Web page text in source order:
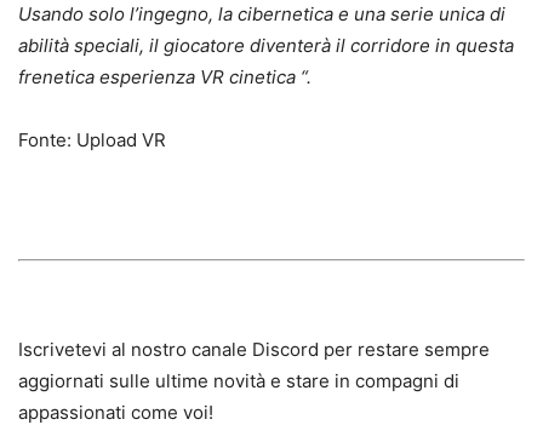
Usando solo l’ingegno, la cibernetica e una serie unica di
abilità speciali, il giocatore diventerà il corridore in questa
frenetica esperienza VR cinetica “.
Fonte: Upload VR
Iscrivetevi al nostro canale Discord per restare sempre
aggiornati sulle ultime novità e stare in compagni di
appassionati come voi!